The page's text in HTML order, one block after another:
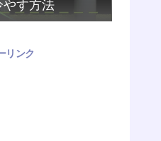
やす方法
リンク